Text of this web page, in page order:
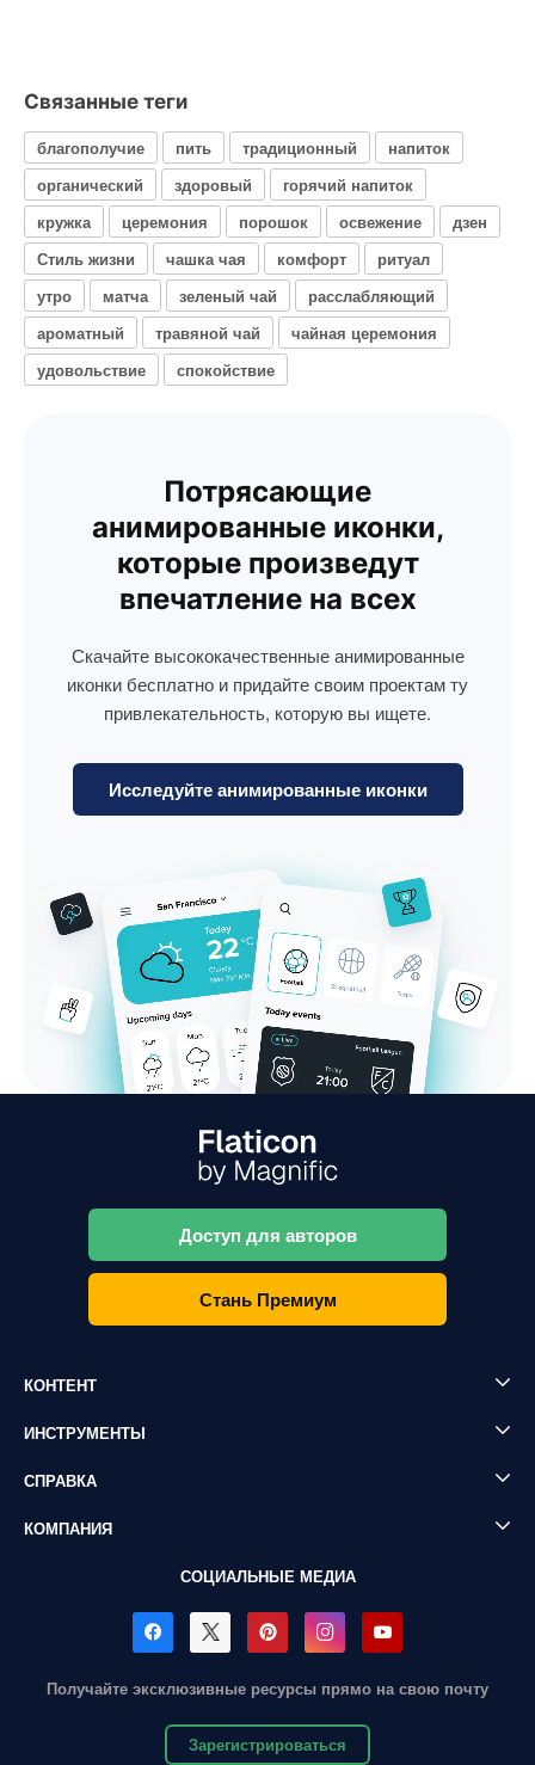
Связанные теги
благополучие пить традиционный
напиток
органический
здоровый
горячий напиток
кружка
церемония порошок освежение
дзен
Стиль жизни
чашка чая комфорт
ритуал
утро
матча зеленый чай
расслабляющий
ароматный
травяной чай
чайная церемония
удовольствие
спокойствие
Потрясающие
анимированные иконки,
которые произведут
впечатление на всех
Скачайте высококачественные анимированные
иконки бесплатно и придайте своим проектам ту
привлекательность, которую вы ищете.
Исследуйте анимированные иконки
Доступ для авторов
Стань Премиум
КОНТЕНТ
ИНСТРУМЕНТЫ
СПРАВКА
КОМПАНИЯ
СОЦИАЛЬНЫЕ МЕДИА
Получайте эксклюзивные ресурсы прямо на свою почту
Зарегистрироваться